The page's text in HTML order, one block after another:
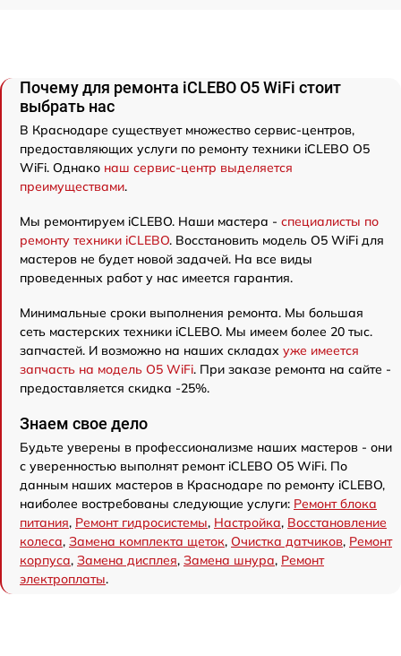
Почему для ремонта iCLEBO O5 WiFi стоит
выбрать нас
В Краснодаре существует множество сервис-центров,
предоставляющих услуги по ремонту техники iCLEBO O5
WiFi. Однако наш сервис-центр выделяется
преимуществами.
Мы ремонтируем iCLEBO. Наши мастера - специалисты по
ремонту техники iCLEBO. Восстановить модель O5 WiFi для
мастеров не будет новой задачей. На все виды
проведенных работ у нас имеется гарантия.
Минимальные сроки выполнения ремонта. Мы большая
сеть мастерских техники iCLEBO. Мы имеем более 20 тыс.
запчастей. И возможно на наших складах уже имеется
запчасть на модель O5 WiFi. При заказе ремонта на сайте -
предоставляется скидка -25%.
Знаем свое дело
Будьте уверены в профессионализме наших мастеров - они
с уверенностью выполнят ремонт iCLEBO O5 WiFi. По
данным наших мастеров в Краснодаре по ремонту iCLEBO,
наиболее востребованы следующие услуги: Ремонт блока
питания, Ремонт гидросистемы, Настройка, Восстановление
колеса, Замена комплекта щеток, Очистка датчиков, Ремонт
корпуса, Замена дисплея, Замена шнура, Ремонт
электроплаты.